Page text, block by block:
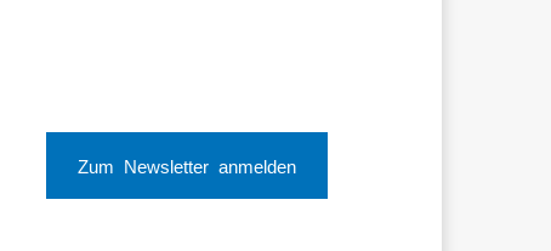
Zum Newsletter anmelden